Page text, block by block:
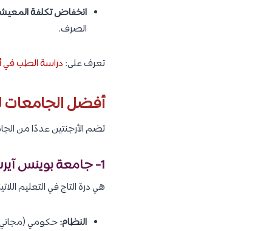
انخفاض تكلفة
الصرف.
تعرف على: دراسة الطب في ألبانيا 2026/2027
أفضل الجامعات
تضم الأرجنتين عددًا من
1- جامعة بوينس آيرس (UBA):
هي درة التاج في التعليم
النظام:حكومي (مجاني